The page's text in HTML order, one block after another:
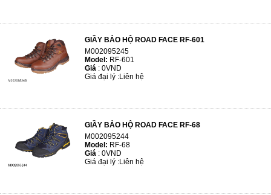
GIẦY BẢO HỘ ROAD FACE RF-601
M002095245
Model: RF-601
Giá : 0VND
Giá đại lý :Liên hệ
GIẦY BẢO HỘ ROAD FACE RF-68
M002095244
Model: RF-68
Giá : 0VND
Giá đại lý :Liên hệ